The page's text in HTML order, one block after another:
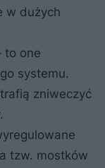
w dużych
to one
systemu.
zniweczyć
tzw. mostków